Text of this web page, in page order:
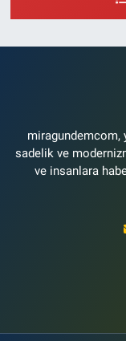
Yeşilköy Mahallesi
Sokağı,Bitez
miragundemcom,
sadelik ve
ve insanlara